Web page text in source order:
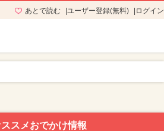
あとで読む ユーザー登録(無料) ログイン
スメおでかけ情報